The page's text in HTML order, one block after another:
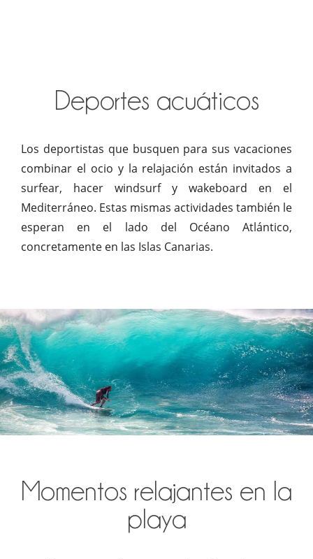
Deportes acuáticos
Los deportistas que busquen para sus vacaciones
combinar el ocio y la relajación están invitados a
surfear, hacer windsurf y wakeboard en el
Mediterráneo. Estas mismas actividades también le
esperan en el lado del Océano Atlántico,
concretamente en las Islas Canarias.
Momentos relajantes en la
playa